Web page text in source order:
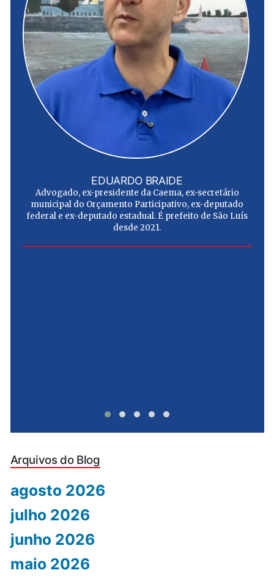
EDUARDO BRAIDE
Advogado, ex-presidente da Caema, ex-secretário
municipal do Orçamento Participativo, ex-deputado
federal e ex-deputado estadual. É prefeito de São Luís
desde 2021.
Arquivos do Blog
agosto 2026
julho 2026
junho 2026
maio 2026